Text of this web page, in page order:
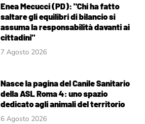
Enea Mecucci (PD): "Chi ha fatto
saltare gli equilibri di bilancio si
assuma la responsabilità davanti ai
cittadini"
7 Agosto 2026
Nasce la pagina del Canile Sanitario
della ASL Roma 4: uno spazio
dedicato agli animali del territorio
6 Agosto 2026